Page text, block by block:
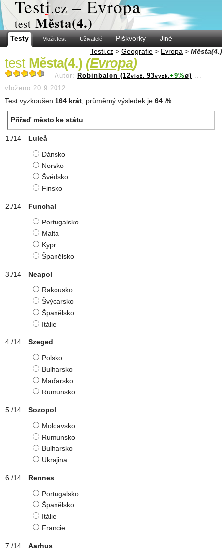
Testi.cz – Evropa
test Města(4.)
Testy Vložit test Uživatelé Piškvorky
Jiné
Testi.cz > Geografie > Evropa > Města(4.)
test Města(4.) (Evropa)
Autor: Robinbalon (12vlož. 93vyzk. +9%ø) ...
vloženo 20.9.2012
Test vyzkoušen 164 krát , průměrný výsledek je 64 .3%
Přiřaď město ke státu
Luleå
Dánsko
Norsko
Švédsko
Finsko
Funchal
Portugalsko
Malta
Kypr
Španělsko
Neapol
Rakousko
Švýcarsko
Španělsko
Itálie
Szeged
Polsko
Bulharsko
Maďarsko
Rumunsko
Sozopol
Moldavsko
Rumunsko
Bulharsko
Ukrajina
Rennes
Portugalsko
Španělsko
Itálie
Francie
Aarhus